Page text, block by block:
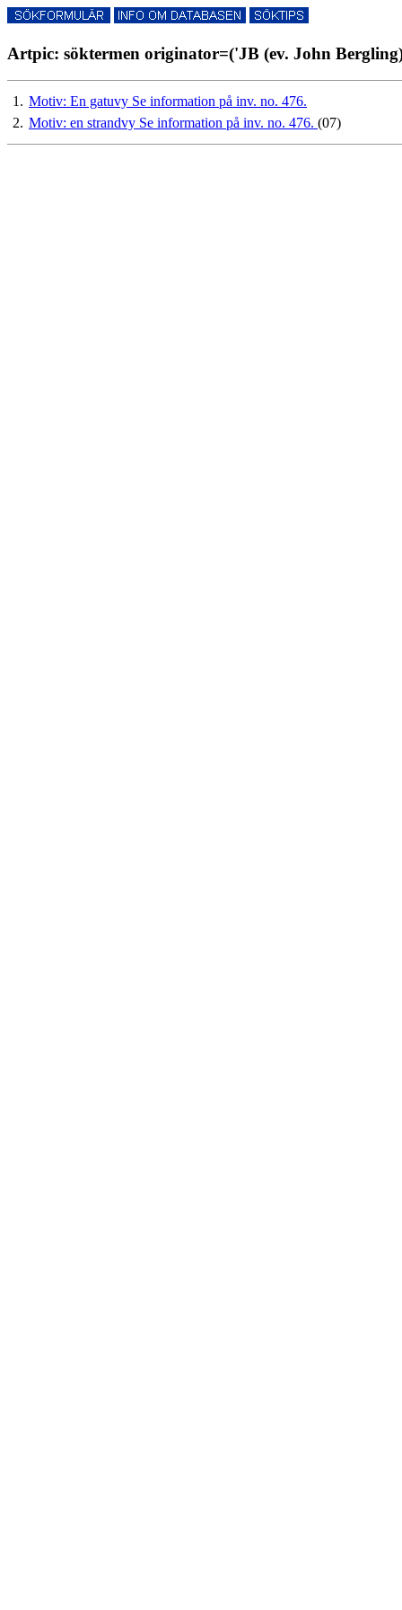
Artpic: söktermen originator=('JB (ev. John
1. Motiv: En gatuvy Se information på inv. no. 476.
2. Motiv: en strandvy Se information på inv. no. 476. (07)